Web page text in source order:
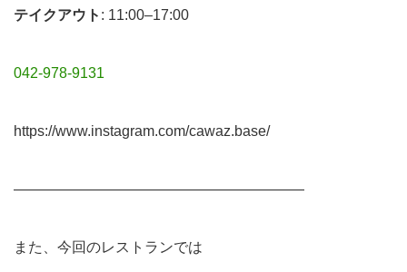
テイクアウト : 11:00–17:00
042-978-9131
https://www.instagram.com/cawaz.base/
————————————————————
また、今回のレストランでは